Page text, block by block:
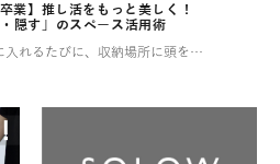
業】推し活をもっと美しく！
隠す」のスペース活用術
新しい推しグッズを手に入れるたびに、収納場所に頭を悩ませていませんか？ 増え続けるコレクションで部屋が散らかり、せっかくの推し活もなんだか落ち着かない…そんな経験、きっと多くの「推し」を持つ方がされているはずです。 この […]